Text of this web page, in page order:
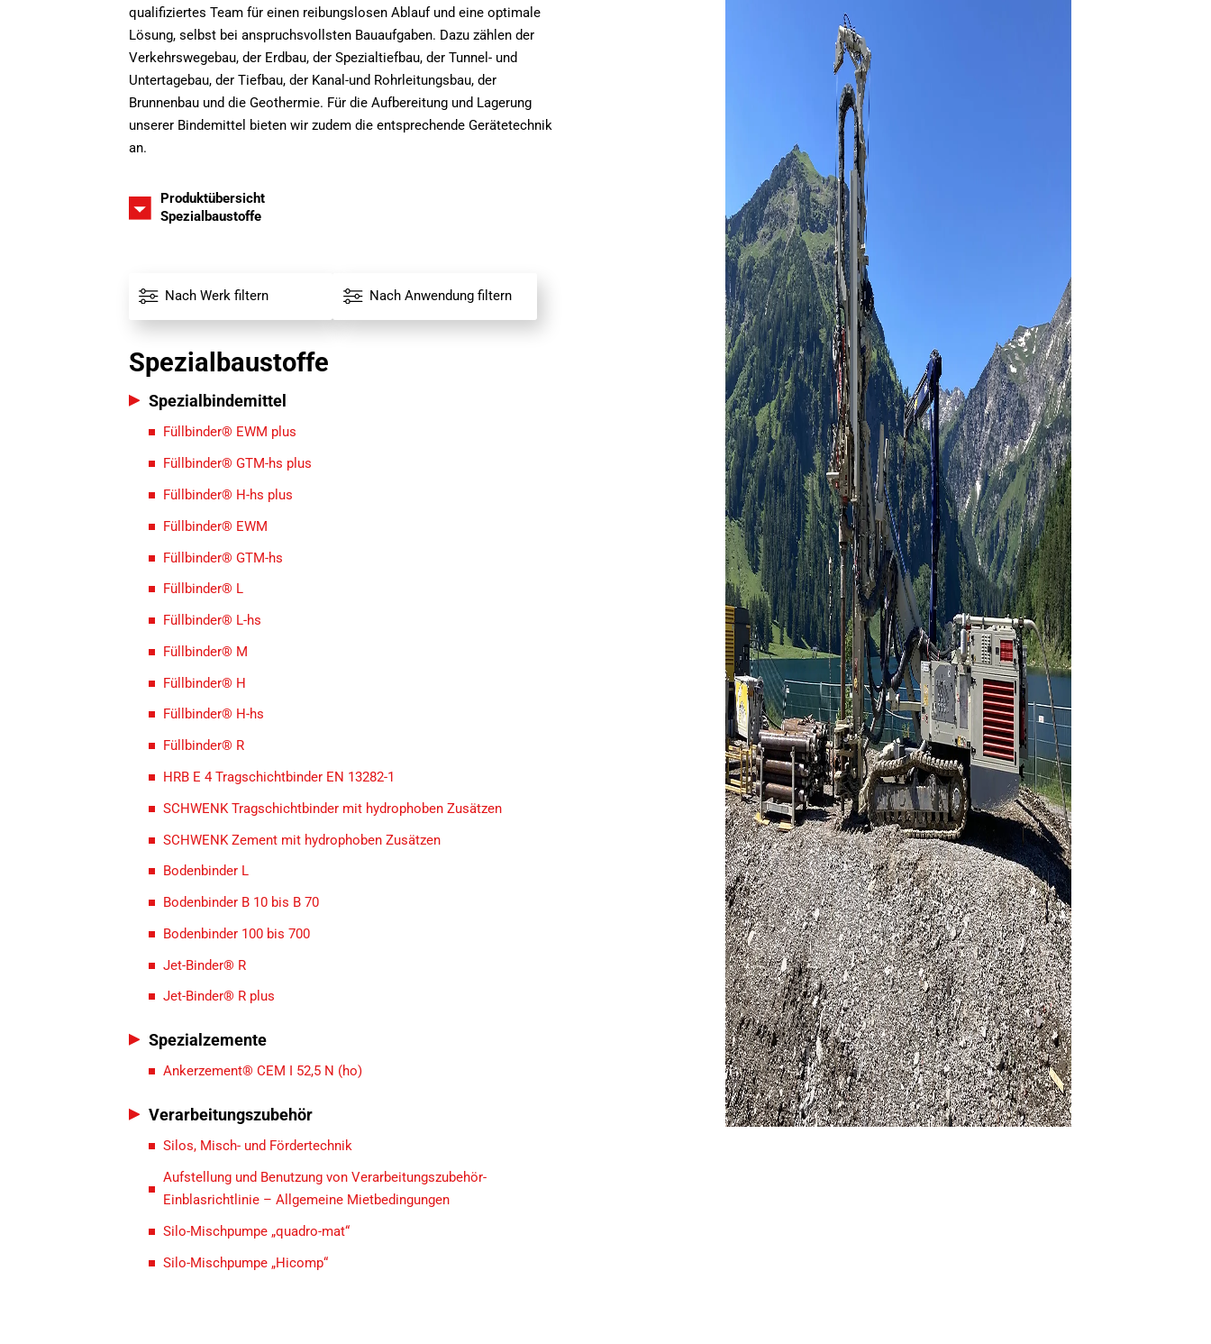
qualifiziertes Team für einen reibungslosen Ablauf und eine optimale
Lösung, selbst bei anspruchsvollsten Bauaufgaben. Dazu zählen der
Verkehrswegebau, der Erdbau, der Spezialtiefbau, der Tunnel- und
Untertagebau, der Tiefbau, der Kanal-und Rohrleitungsbau, der
Brunnenbau und die Geothermie. Für die Aufbereitung und Lagerung
unserer Bindemittel bieten wir zudem die entsprechende Gerätetechnik
an.
Produktübersicht
Spezialbaustoffe
Nach Werk filtern
Alle Werke Nach Anwendung filtern
Alle Spezialbaustoffe
Spezialbaustoffe
Spezialbindemittel
Füllbinder® EWM plus
Füllbinder® GTM-hs plus
Füllbinder® H-hs plus
Füllbinder® EWM
Füllbinder® GTM-hs
Füllbinder® L
Füllbinder® L-hs
Füllbinder® M
Füllbinder® H
Füllbinder® H-hs
Füllbinder® R
HRB E 4 Tragschichtbinder EN 13282-1
SCHWENK Tragschichtbinder mit hydrophoben Zusätzen
SCHWENK Zement mit hydrophoben Zusätzen
Bodenbinder L
Bodenbinder B 10 bis B 70
Bodenbinder 100 bis 700
Jet-Binder® R
Jet-Binder® R plus
Spezialzemente
Ankerzement® CEM I 52,5 N (ho)
Verarbeitungszubehör
Silos, Misch- und Fördertechnik
Aufstellung und Benutzung von Verarbeitungszubehör-
Einblasrichtlinie – Allgemeine Mietbedingungen
Silo-Mischpumpe „quadro-mat“
Silo-Mischpumpe „Hicomp“